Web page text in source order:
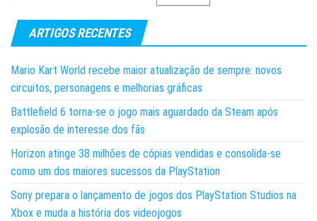
ARTIGOS RECENTES
Mario Kart World recebe maior atualização de sempre: novos
circuitos, personagens e melhorias gráficas
Battlefield 6 torna-se o jogo mais aguardado da Steam após
explosão de interesse dos fãs
Horizon atinge 38 milhões de cópias vendidas e consolida-se
como um dos maiores sucessos da PlayStation
Sony prepara o lançamento de jogos dos PlayStation Studios na
Xbox e muda a história dos videojogos